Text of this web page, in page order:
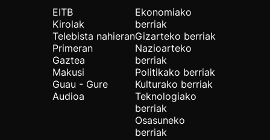
EITB
Kirolak
Telebista nahieran
Primeran
Gaztea
Makusi
Guau - Gure
Audioa
Ekonomiako
berriak
Gizarteko berriak
Nazioarteko
berriak
Politikako berriak
Kulturako berriak
Teknologiako
berriak
Osasuneko
berriak